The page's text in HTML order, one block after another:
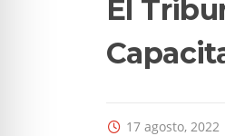
El
17 agosto, 2022